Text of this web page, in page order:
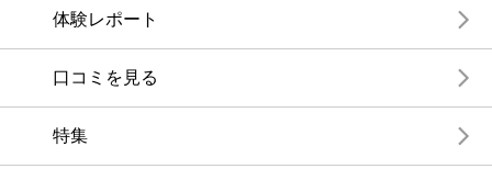
体験レポート
口コミを見る
特集